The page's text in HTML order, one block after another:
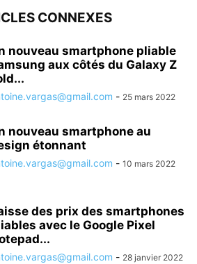
CONNEXES
nouveau smartphone pliable
aux côtés du Galaxy Z
- 25 mars 2022
nouveau smartphone au
étonnant
- 10 mars 2022
des prix des smartphones
avec le Google Pixel
- 28 janvier 2022